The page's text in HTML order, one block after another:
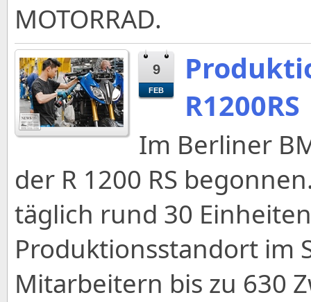
MOTORRAD.
9
FEB
R1200RS
Im Berliner
der R 1200 RS
täglich rund 30
Produktionsstandort im
Mitarbeitern bis zu 630